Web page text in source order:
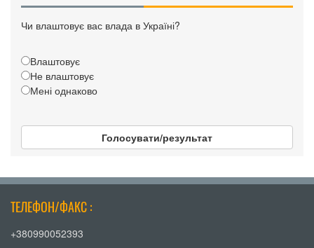
Чи влаштовує вас влада в Україні?
Влаштовує
Не влаштовує
Мені однаково
Голосувати/результат
ТЕЛЕФОН/ФАКС :
+380990052393